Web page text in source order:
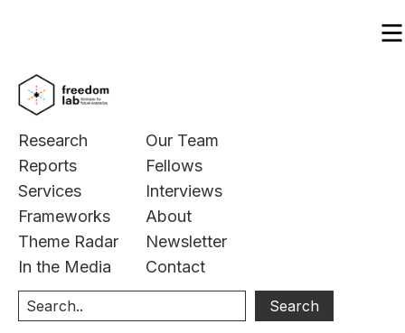
Research
Reports
Services
Frameworks
Theme Radar
In the Media
Our Team
Fellows
Interviews
About
Newsletter
Contact